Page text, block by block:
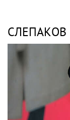
СЛЕПАКОВ